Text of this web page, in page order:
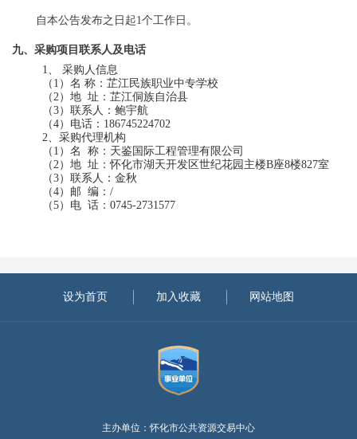
自本公告发布之日起1个工作日。
九、采购项目联系人及电话
1、 采购人信息
（ 1）名 称：芷江民族职业中专学校
（2）地 址：芷江侗族自治县
（3）联系人：鲍宇航
（4）电话：186745224702
2、采购代理机构
（ 1）名 称：天鉴国际工程管理有限公司
（2）地 址：怀化市湖天开发区世纪花园主楼B座8楼827室
（3）联系人：金秋
（4）邮 编：/
（5）电 话：0745-2731577
设为首页 加入收藏 网站地图
主办单位：怀化市公共资源交易中心